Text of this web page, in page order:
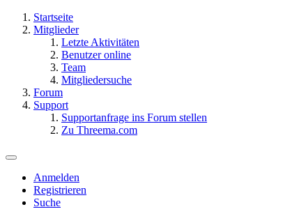
Startseite
Mitglieder
Letzte Aktivitäten
Benutzer online
Team
Mitgliedersuche
Forum
Support
Supportanfrage ins Forum stellen
Zu Threema.com
Anmelden
Registrieren
Suche